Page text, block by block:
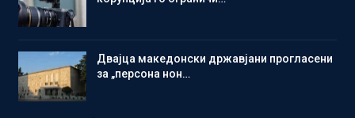
Двајца македонски државјани прогласени
за „персона нон…